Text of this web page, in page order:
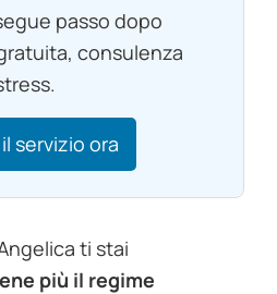
passo dopo
consulenza
servizio ora
ti stai
più il regime